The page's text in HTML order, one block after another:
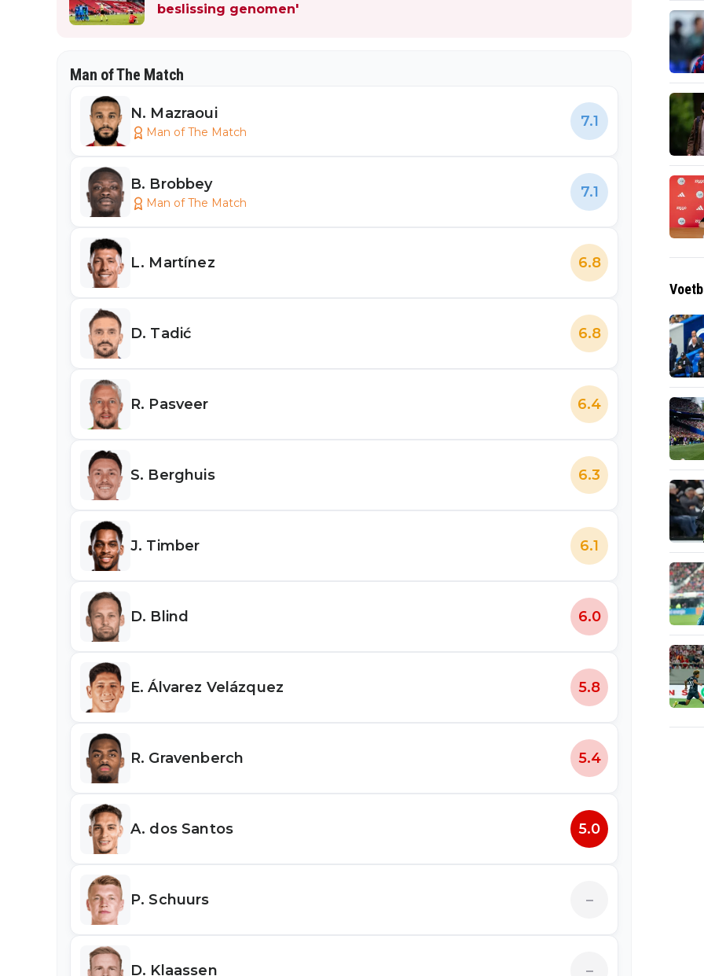
beslissing genomen'
Man of The Match
N. Mazraoui
Man of The Match
7.1
B. Brobbey
Man of The Match
7.1
L. Martínez 6.8
D. Tadić 6.8
R. Pasveer 6.4
S. Berghuis 6.3
J. Timber 6.1
D. Blind 6.0
E. Álvarez Velázquez 5.8
R. Gravenberch 5.4
A. dos Santos 5.0
P. Schuurs –
D. Klaassen –